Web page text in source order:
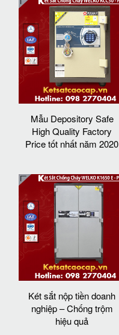
Mẫu Depository Safe
High Quality Factory
Price tốt nhất năm 2020
Két sắt nộp tiền doanh
nghiệp – Chống trộm
hiệu quả